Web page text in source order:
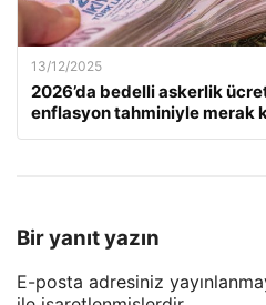
13/12/2025
2026’da bedelli askerlik
enflasyon tahminiyle merak
Bir yanıt yazın
E-posta adresiniz